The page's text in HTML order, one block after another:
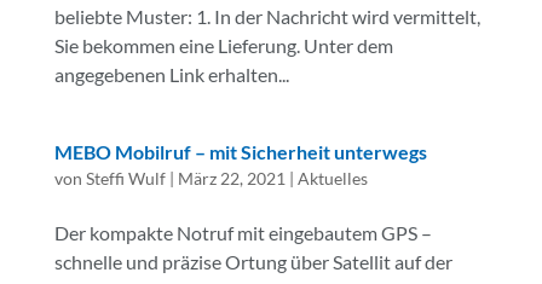
beliebte Muster: 1. In der Nachricht wird vermittelt,
Sie bekommen eine Lieferung. Unter dem
angegebenen Link erhalten...
MEBO Mobilruf – mit Sicherheit unterwegs
von Steffi Wulf| März 22, 2021 | Aktuelles
Der kompakte Notruf mit eingebautem GPS –
schnelle und präzise Ortung über Satellit auf der